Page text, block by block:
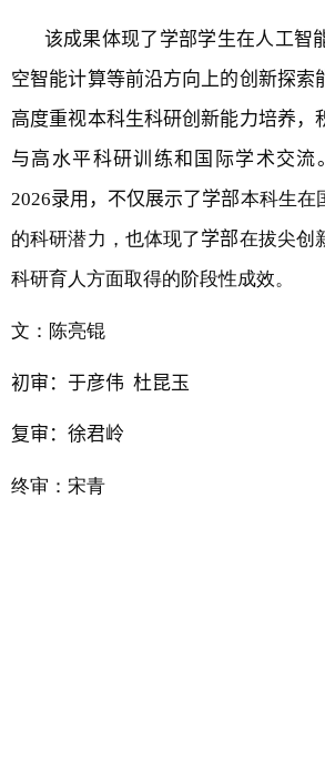
该成果体现了 学部学生在人工智
空智能计算等前沿方向上的创新探索
高度重视本科生科研创新能力培养，
与高水平科研训练和国际学术交流
2026录用，不仅展示了 学部本科生在
的科研潜力，也体现了学部在拔尖创
科研育人方面取得的阶段性成效。
文：陈亮锟
初审 ：于彦伟 杜昆玉
复审：徐君岭
终审：宋青